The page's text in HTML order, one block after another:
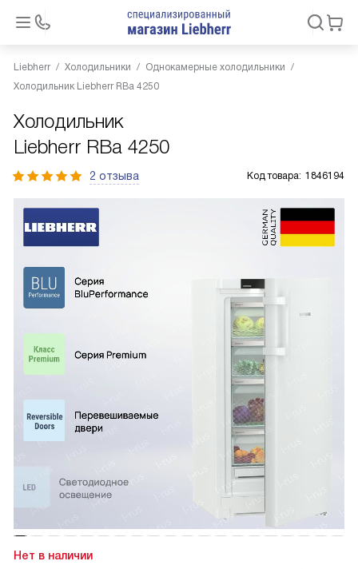
Liebherr Холодильники
Однокамерные холодильники
Холодильник Liebherr RBa 4250
Холодильник
Liebherr RBa 4250
2 отзыва Код товара: 1846194
Нет в наличии